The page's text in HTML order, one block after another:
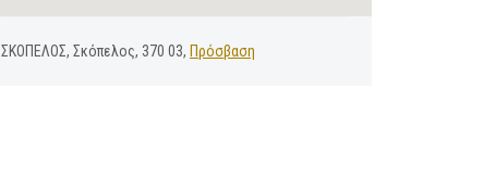
ΣΚΟΠΕΛΟΣ, Σκόπελος, 370 03, Πρόσβαση